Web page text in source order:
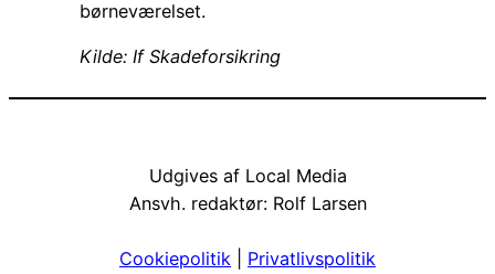
børneværelset.
Kilde: If Skadeforsikring
Udgives af Local Media
Ansvh. redaktør: Rolf Larsen
Cookiepolitik Privatlivspolitik